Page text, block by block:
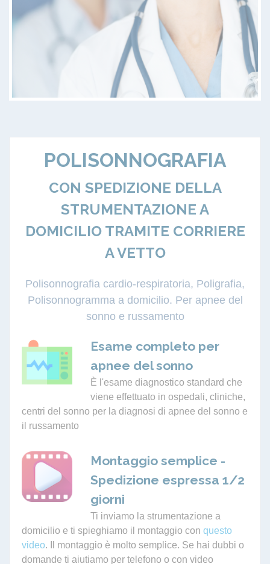
POLISONNOGRAFIA
CON SPEDIZIONE DELLA
STRUMENTAZIONE A
DOMICILIO TRAMITE CORRIERE
A VETTO
Polisonnografia cardio-respiratoria, Poligrafia,
Polisonnogramma a domicilio. Per apnee del
sonno e russamento
Esame completo per
apnee del sonno
È l'esame diagnostico standard che
viene effettuato in ospedali, cliniche,
centri del sonno per la diagnosi di apnee del sonno e
il russamento
Montaggio semplice -
Spedizione espressa 1/2
giorni
Ti inviamo la strumentazione a
domicilio e ti spieghiamo il montaggio con questo
video. Il montaggio è molto semplice. Se hai dubbi o
domande ti aiutiamo per telefono o con video